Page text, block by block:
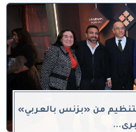
بتنظيم من «بزنس بالعربي»